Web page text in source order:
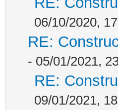
06/10/2020,
RE:
- 05/01/2021,
RE:
09/01/2021,